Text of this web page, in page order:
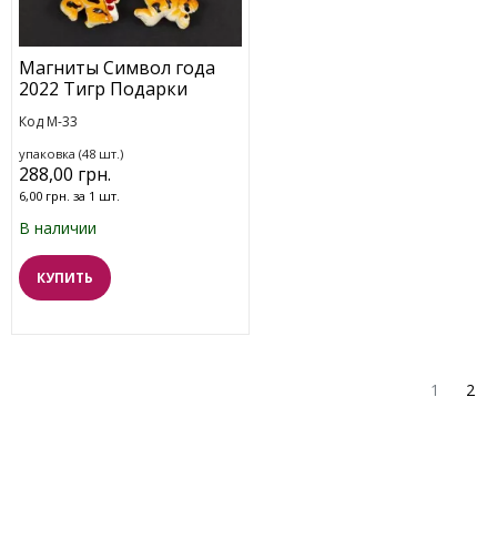
Магниты Символ года
2022 Тигр Подарки
Код M-33
упаковка (48 шт.)
288,00 грн.
6,00 грн. за 1 шт.
В наличии
КУПИТЬ
1 2